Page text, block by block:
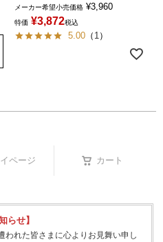
メーカー希望小売価格 ¥3,960
特価 ¥3,872税込
5.00 （ 1 ）
ページ カート
らせ】
われた皆さまに心よりお見舞い申し